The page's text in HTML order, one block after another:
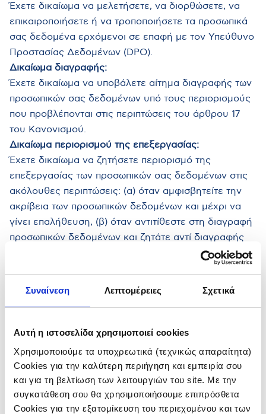
Συναίνεση Λεπτομέρειες Σχετικά
Αυτή η ιστοσελίδα χρησιμοποιεί cookies
Χρησιμοποιούμε τα υποχρεωτικά (τεχνικώς απαραίτητα)
Cookies για την καλύτερη περιήγηση και εμπειρία σου
και για τη βελτίωση των λειτουργιών του site. Με την
συγκατάθεση σου θα χρησιμοποιήσουμε επιπρόσθετα
Cookies για την εξατομίκευση του περιεχομένου και των
Έχετε δικαίωμα να μελετήσετε, να διορθώσετε, να
επικαιροποιήσετε ή να τροποποιήσετε τα προσωπικά
σας δεδομένα ερχόμενοι σε επαφή με τον Υπεύθυνο
Προστασίας Δεδομένων (DPO).
Δικαίωμα διαγραφής:
Έχετε δικαίωμα να υποβάλετε αίτημα διαγραφής των
προσωπικών σας δεδομένων υπό τους περιορισμούς
που προβλέπονται στις περιπτώσεις του άρθρου 17
του Κανονισμού.
Δικαίωμα περιορισμού της επεξεργασίας:
Έχετε δικαίωμα να ζητήσετε περιορισμό της
επεξεργασίας των προσωπικών σας δεδομένων στις
ακόλουθες περιπτώσεις: (α) όταν αμφισβητείτε την
ακρίβεια των προσωπικών δεδομένων και μέχρι να
γίνει επαλήθευση, (β) όταν αντιτίθεστε στη διαγραφή
προσωπικών δεδομένων και ζητάτε αντί διαγραφής
τον περιορισμό χρήσης αυτών, (γ) όταν τα προσωπικά
επεξεργασίας, σας είναι ωστόσο απαραίτητα για τη
μέχρι να γίνει επαλήθευση ότι υπάρχουν νόμιμοι
λόγοι που μας αφορούν και υπερισχύουν των λόγων
για τους οποίους εναντιώνεστε στην επεξεργασία.
Δικαίωμα εναντίωσης στην επεξεργασία:
Έχετε δικαίωμα να εναντιωθείτε ανά πάσα στιγμή
στην επεξεργασία των προσωπικών σας δεδομένων